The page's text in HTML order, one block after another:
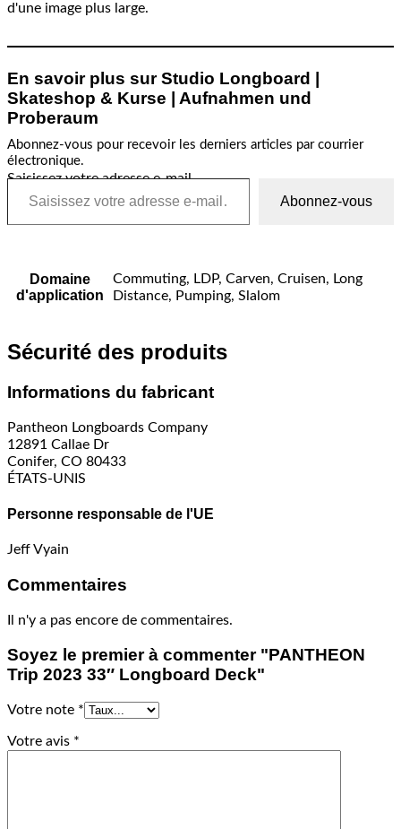
d'une image plus large.
En savoir plus sur Studio Longboard |
Skateshop & Kurse | Aufnahmen und
Proberaum
Abonnez-vous pour recevoir les derniers articles par courrier
électronique.
Saisissez votre adresse e-mail…
Abonnez-vous
Domaine
d'application
Commuting, LDP, Carven, Cruisen, Long
Distance, Pumping, Slalom
Sécurité des produits
Informations du fabricant
Pantheon Longboards Company
12891 Callae Dr
Conifer, CO 80433
ÉTATS-UNIS
Personne responsable de l'UE
Jeff Vyain
Commentaires
Il n'y a pas encore de commentaires.
Soyez le premier à commenter "PANTHEON
Trip 2023 33″ Longboard Deck"
Votre note *
Votre avis *